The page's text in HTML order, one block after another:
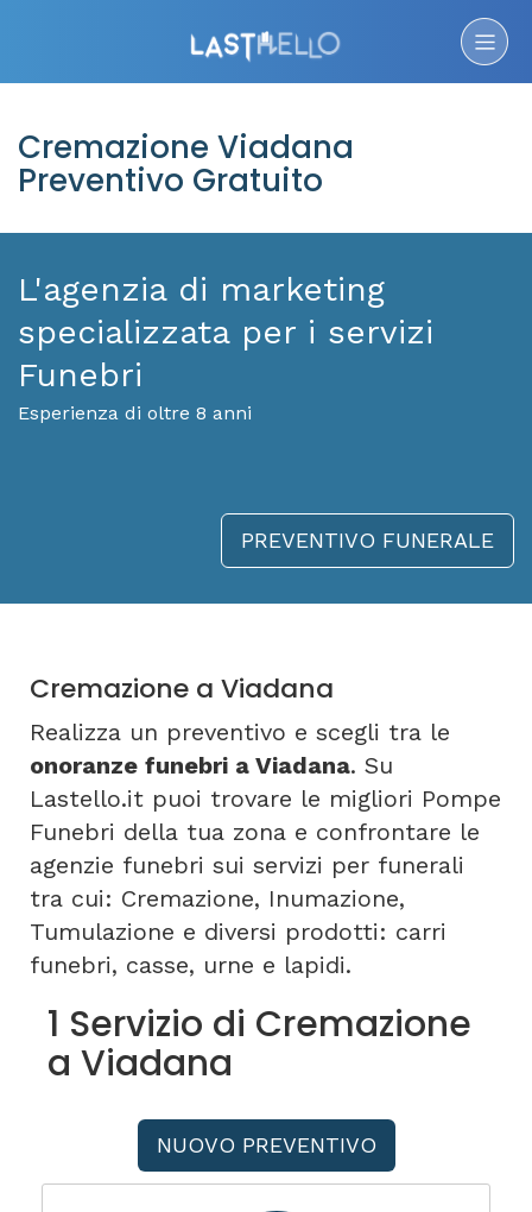
Cremazione Viadana
Preventivo Gratuito
L'agenzia di marketing
specializzata per i servizi
Funebri
Esperienza di oltre 8 anni
PREVENTIVO FUNERALE
Cremazione a Viadana
Realizza un preventivo e scegli tra le
onoranze funebri a Viadana. Su
Lastello.it puoi trovare le migliori Pompe
Funebri della tua zona e confrontare le
agenzie funebri sui servizi per funerali
tra cui: Cremazione, Inumazione,
Tumulazione e diversi prodotti: carri
funebri, casse, urne e lapidi.
1 Servizio di Cremazione
a Viadana
NUOVO PREVENTIVO